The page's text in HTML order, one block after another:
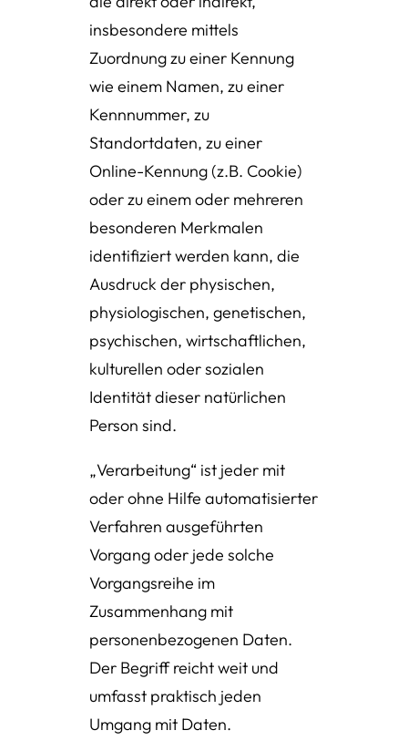
insbesondere mittels
Zuordnung zu einer Kennung
wie einem Namen, zu einer
Kennnummer, zu
Standortdaten, zu einer
Online-Kennung (z.B. Cookie)
oder zu einem oder mehreren
besonderen Merkmalen
identifiziert werden kann, die
Ausdruck der physischen,
physiologischen, genetischen,
psychischen, wirtschaftlichen,
kulturellen oder sozialen
Identität dieser natürlichen
Person sind.
„Verarbeitung“ ist jeder mit
oder ohne Hilfe automatisierter
Verfahren ausgeführten
Vorgang oder jede solche
Vorgangsreihe im
Zusammenhang mit
personenbezogenen Daten.
Der Begriff reicht weit und
umfasst praktisch jeden
Umgang mit Daten.